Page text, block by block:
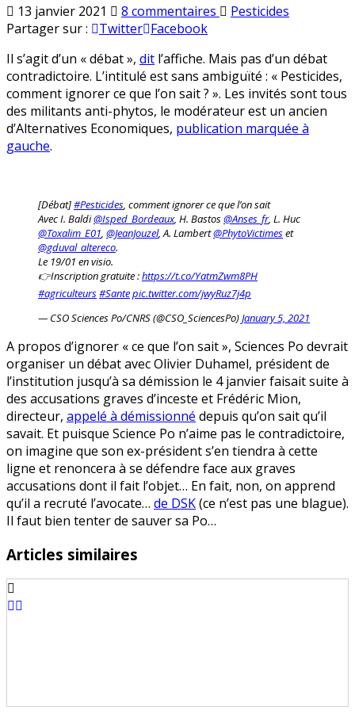
13 janvier 2021 8 commentaires sur
organise
un
« débat »
entre
opposants
plantes
Publié
Pesticides
Partager sur :
Twitter Facebook
Il s’agit d’un « débat », dit l’affiche. Mais pas d’un débat
contradictoire. L’intitulé est sans ambiguïté : « Pesticides,
comment ignorer ce que l’on sait ? ». Les invités sont tous
des militants anti-phytos, le modérateur est un ancien
d’Alternatives Economiques, publication marquée à
gauche.
[Débat]#Pesticides, comment ignorer ce que l’on sait
Avec I. Baldi@Isped_Bordeaux, H. Bastos@Anses_fr, L. Huc
@Toxalim_E01, @JeanJouzel, A. Lambert@PhytoVictimeset
@gduval_altereco.
Le 19/01 en visio.
👉Inscription gratuite :https://t.co/YatmZwm8PH
#agriculteurs#Santepic.twitter.com/jwyRuz7j4p
— CSO Sciences Po/CNRS (@CSO_SciencesPo)January 5, 2021
A propos d’ignorer « ce que l’on sait », Sciences Po devrait
organiser un débat avec Olivier Duhamel, président de
l’institution jusqu’à sa démission le 4 janvier faisait suite à
des accusations graves d’inceste et Frédéric Mion,
directeur, appelé à démissionné depuis qu’on sait qu’il
savait. Et puisque Science Po n’aime pas le contradictoire,
on imagine que son ex-président s’en tiendra à cette
ligne et renoncera à se défendre face aux graves
accusations dont il fait l’objet… En fait, non, on apprend
qu’il a recruté l’avocate… de DSK(ce n’est pas une blague).
Il faut bien tenter de sauver sa Po…
Articles similaires